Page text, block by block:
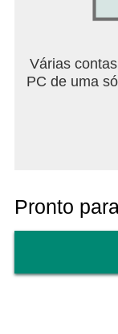
Várias
PC de uma
Pronto